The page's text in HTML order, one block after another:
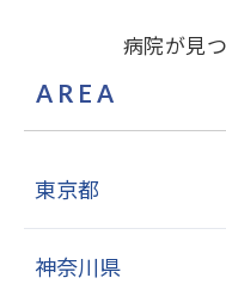
病院が見
AREA
東京都
神奈川県